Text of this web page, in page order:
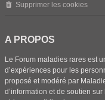
Supprimer les cookies
A PROPOS
Le Forum maladies rares est
d’expériences pour les
proposé et modéré par
d’information et de soutien